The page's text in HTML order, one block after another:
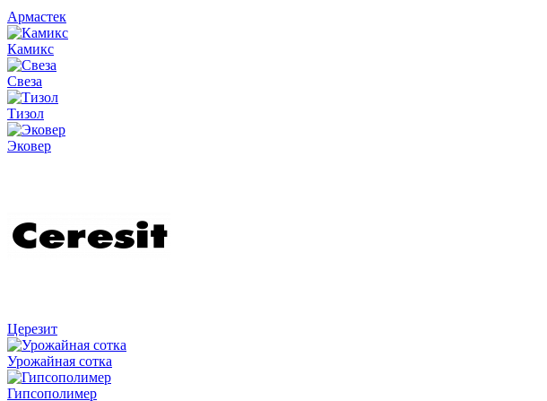
Армастек
Камикс
Свеза
Тизол
Эковер
Церезит
Урожайная сотка
Гипсополимер